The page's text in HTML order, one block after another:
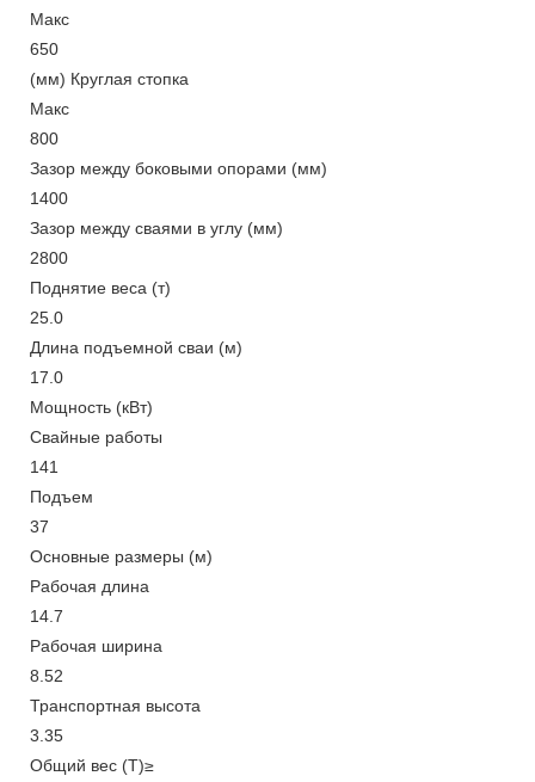
Макс
650
(мм) Круглая стопка
Макс
800
Зазор между боковыми опорами (мм)
1400
Зазор между сваями в углу (мм)
2800
Поднятие веса (т)
25.0
Длина подъемной сваи (м)
17.0
Мощность (кВт)
Свайные работы
141
Подъем
37
Основные размеры (м)
Рабочая длина
14.7
Рабочая ширина
8.52
Транспортная высота
3.35
Общий вес (Т)≥